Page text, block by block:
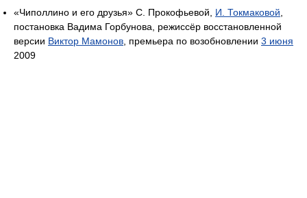
«Чиполлино и его друзья» С. Прокофьевой, И. Токмаковой
постановка Вадима Горбунова, режиссёр восстановленной
версии Виктор Мамонов , премьера по возобновлении 3 июня
2009